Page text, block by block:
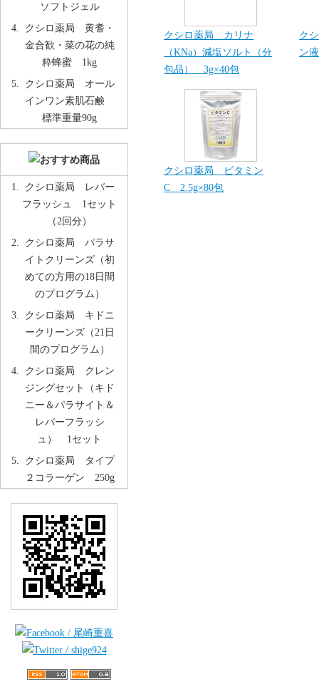
クシロ薬局 カリナ
（KNa）減塩ソルト（分
包品） 3g×40包
ク
ン
クシロ薬局 ビタミン
C 2.5g×80包
ソフトジェル
クシロ薬局 黄耆・
金合歓・菜の花の純
粋蜂蜜 1kg
クシロ薬局 オール
インワン素肌石鹸
標準重量90g
クシロ薬局 レバー
フラッシュ 1セット
（2回分）
クシロ薬局 パラサ
イトクリーンズ（初
めての方用の18日間
のプログラム）
クシロ薬局 キドニ
ークリーンズ（21日
間のプログラム）
クシロ薬局 クレン
ジングセット（キド
ニー＆パラサイト＆
レバーフラッシ
ュ） 1セット
クシロ薬局 タイプ
２コラーゲン 250g